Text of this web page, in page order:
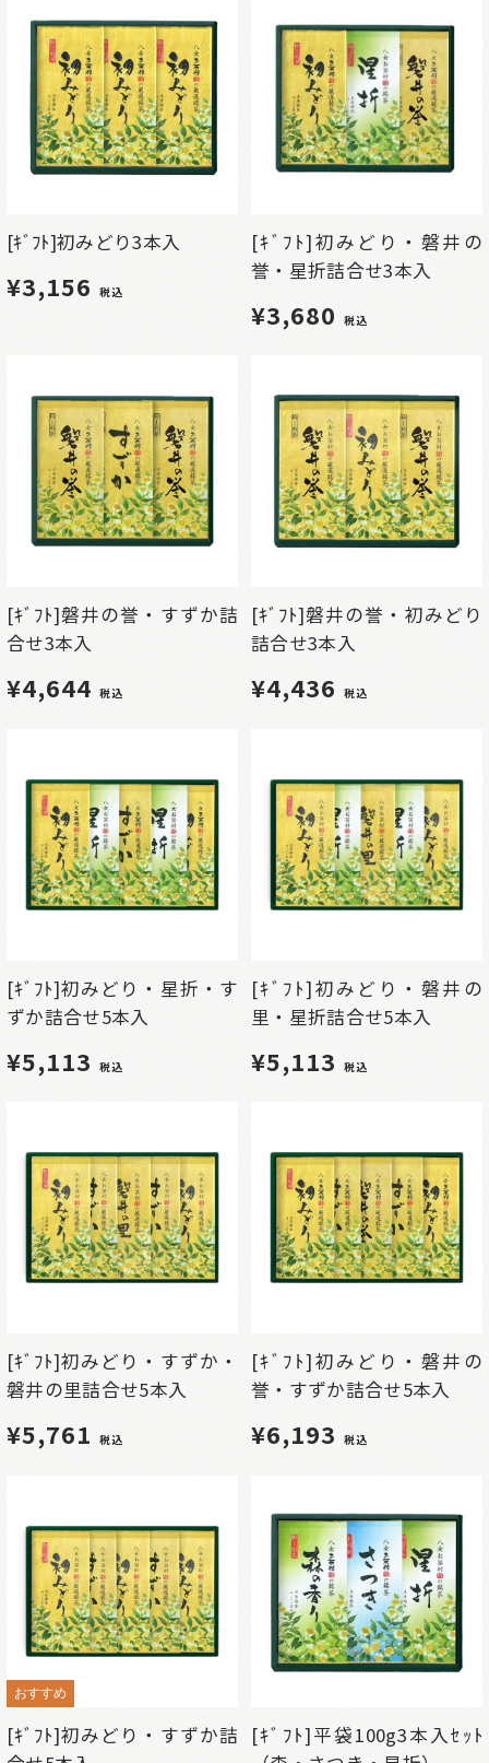
[ｷﾞﾌﾄ]初みどり3本入
¥3,156 税込
[ｷﾞﾌﾄ]初みどり・磐井の
誉・星折詰合せ3本入
¥3,680 税込
[ｷﾞﾌﾄ]磐井の誉・すずか詰
合せ3本入
¥4,644 税込
[ｷﾞﾌﾄ]磐井の誉・初みどり
詰合せ3本入
¥4,436 税込
[ｷﾞﾌﾄ]初みどり・星折・す
ずか詰合せ5本入
¥5,113 税込
[ｷﾞﾌﾄ]初みどり・磐井の
里・星折詰合せ5本入
¥5,113 税込
[ｷﾞﾌﾄ]初みどり・すずか・
磐井の里詰合せ5本入
¥5,761 税込
[ｷﾞﾌﾄ]初みどり・磐井の
誉・すずか詰合せ5本入
¥6,193 税込
おすすめ
[ｷﾞﾌﾄ]初みどり・すずか詰
[ｷﾞﾌﾄ]平袋100g3本入ｾｯﾄ